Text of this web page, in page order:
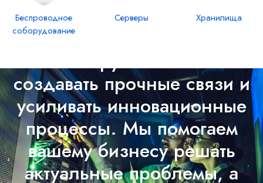
Беспроводное
соборудование
Серверы
Хранилища
С Айти Групп вы можете
создавать прочные связи и
усиливать инновационные
процессы. Мы помогаем
вашему бизнесу решать
актуальные проблемы, а